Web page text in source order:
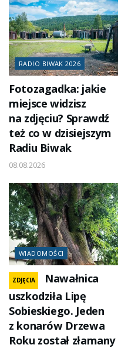
RADIO BIWAK 2026
Fotozagadka: jakie
miejsce widzisz
na zdjęciu? Sprawdź
też co w dzisiejszym
Radiu Biwak
08.08.2026
WIADOMOŚCI
ZDJĘCIA
Nawałnica
uszkodziła Lipę
Sobieskiego. Jeden
z konarów Drzewa
Roku został złamany